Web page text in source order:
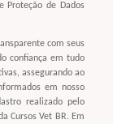
Proteção de Dados
com seus
confiança em tudo
assegurando ao
em nosso
realizado pelo
Cursos Vet BR. Em